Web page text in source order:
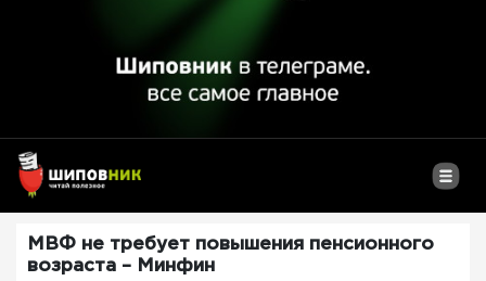
МВФ не требует повышения пенсионного
возраста – Минфин